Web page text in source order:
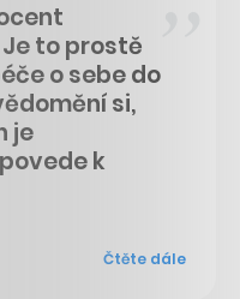
to prostě
o sebe do
si,
je
k
Čtěte dále